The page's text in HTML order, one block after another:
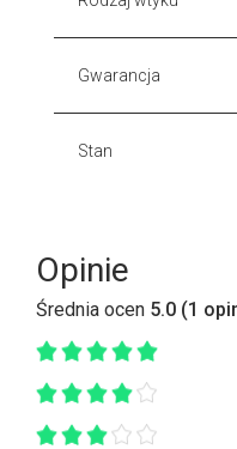
Gwarancja
Stan
Opinie
Średnia ocen 5.0 (1